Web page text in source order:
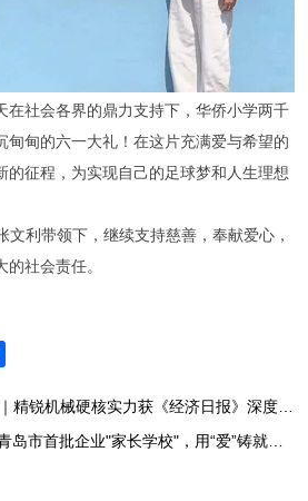
在社会各界的鼎力支持下，华侨小学两千
甸甸的六一大礼！在这片充满爱与希望的
的征程，为实现自己的足球梦和人生理想
文利带领下，继续支持慈善，奉献爱心，
社会责任。
锐机械硬核实力获《经济日报》深度报道
市首批企业"家长学校"，用“爱”铸就幸福家庭